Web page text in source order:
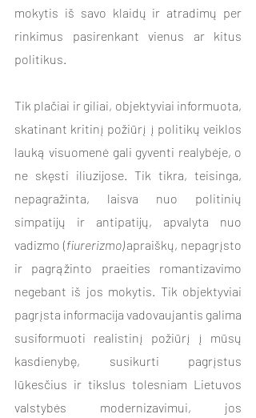
mokytis iš savo klaidų ir atradimų per
rinkimus pasirenkant vienus ar kitus
politikus.
Tik plačiai ir giliai, objektyviai informuota,
skatinant kritinį požiūrį į politikų veiklos
lauką visuomenė gali gyventi realybėje, o
ne skęsti iliuzijose. Tik tikra, teisinga,
nepagražinta, laisva nuo politinių
simpatijų ir antipatijų, apvalyta nuo
vadizmo (fiurerizmo) apraiškų, nepagrįsto
ir pagrąžinto praeities romantizavimo
negebant iš jos mokytis. Tik objektyviai
pagrįsta informacija vadovaujantis galima
susiformuoti realistinį požiūrį į mūsų
kasdienybę, susikurti pagrįstus
lūkesčius ir tikslus tolesniam Lietuvos
valstybės modernizavimui, jos